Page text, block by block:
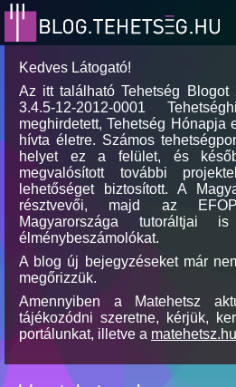
Kedves Látogató!
Az itt található Tehetség
3.4.5-12-2012-0001
meghirdetett, Tehetség Hónapja
hívta életre. Számos
helyet ez a felület, és
megvalósított további
lehetőséget biztosított. A
résztvevői, majd az
Magyarországa tutoráltjai
élménybeszámolókat.
A blog új bejegyzéseket már
megőrizzük.
Amennyiben a Matehetsz
tájékozódni szeretne, kérjük,
portálunkat, illetve a matehetsz.hu